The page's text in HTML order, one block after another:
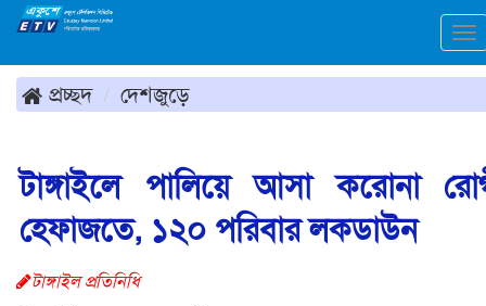
প্রচ্ছদ দেশজুড়ে
টাঙ্গাইলে পালিয়ে আসা করোনা
হেফাজতে, ১২০ পরিবার লকডাউন
টাঙ্গাইল প্রতিনিধি